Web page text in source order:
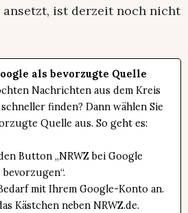
ist derzeit noch nicht
als bevorzugte Quelle
Nachrichten aus dem Kreis
finden? Dann wählen Sie
Quelle aus. So geht es:
Button „NRWZ bei Google
bevorzugen“.
mit Ihrem Google-Konto an.
Kästchen neben NRWZ.de.